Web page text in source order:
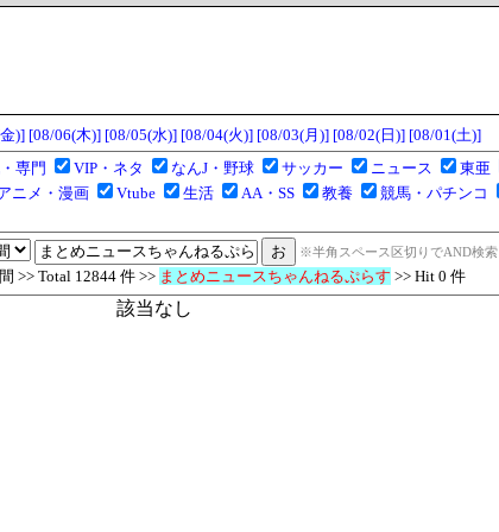
)] [08/06(木)] [08/05(水)] [08/04(火)] [08/03(月)] [08/02(日)] [08/01(土)]
専門 VIP・ネタ なんJ・野球 サッカー ニュース 東亜
ニメ・漫画 Vtube 生活 AA・SS 教養 競馬・パチンコ
※半角スペース区切りでAND検索
>> Total 12844 件 >> まとめニュースちゃんねるぷらす >> Hit 0 件
該当なし